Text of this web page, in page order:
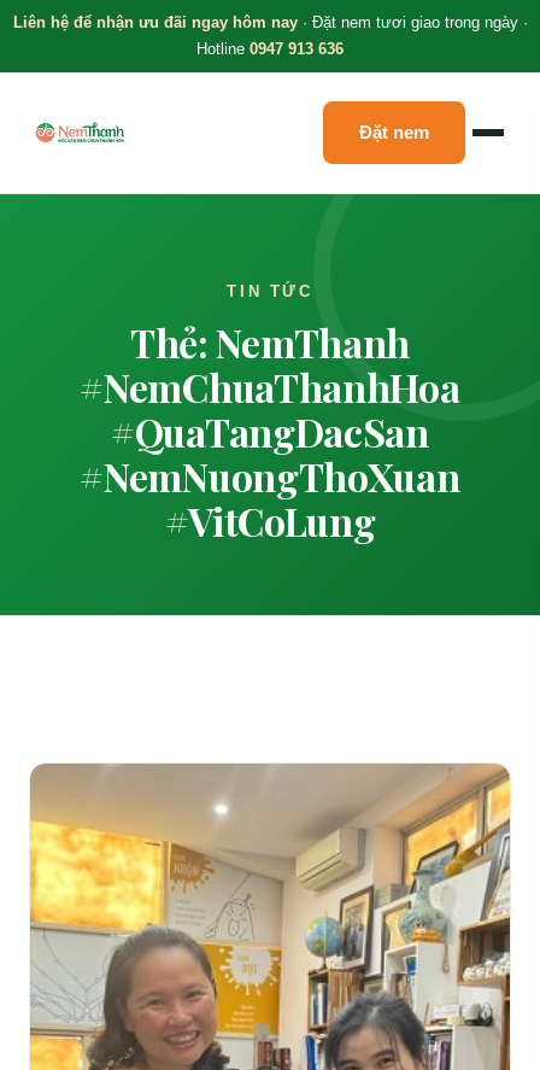
Liên hệ để nhận ưu đãi ngay hôm nay· Đặt nem tươi giao trong ngày ·
Hotline 0947 913 636
Đặt nem
TIN TỨC
Thẻ: NemThanh
#NemChuaThanhHoa
#QuaTangDacSan
#NemNuongThoXuan
#VitCoLung